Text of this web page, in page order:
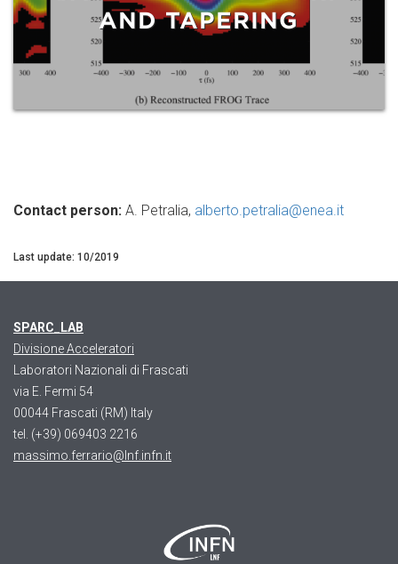
AND TAPERING
Contact person: A. Petralia, alberto.petralia@enea.it
Last update: 10/2019
SPARC_LAB
Divisione Acceleratori
Laboratori Nazionali di Frascati
via E. Fermi 54
00044 Frascati (RM) Italy
tel. (+39) 069403 2216
massimo.ferrario@lnf.infn.it